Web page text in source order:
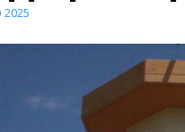
2025